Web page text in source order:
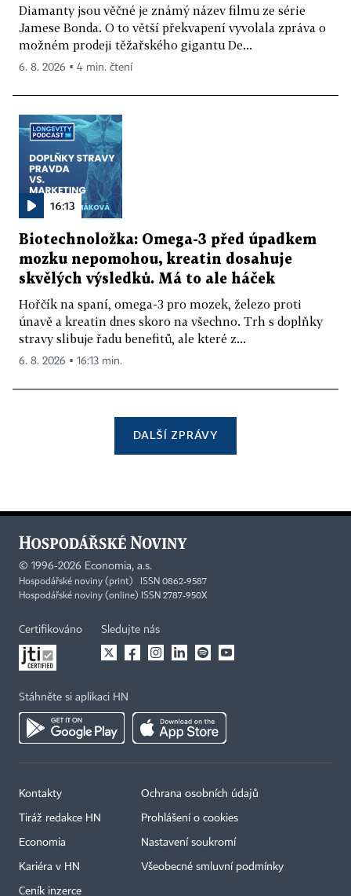
Diamanty jsou věčné je známý název filmu ze série
Jamese Bonda. O to větší překvapení vyvolala zpráva o
možném prodeji těžařského gigantu De...
6. 8. 2026 ▪ 4 min. čtení
16:13
Biotechnoložka: Omega-3 před úpadkem
mozku nepomohou, kreatin dosahuje
skvělých výsledků. Má to ale háček
Hořčík na spaní, omega-3 pro mozek, železo proti
únavě a kreatin dnes skoro na všechno. Trh s doplňky
stravy slibuje řadu benefitů, ale které z...
6. 8. 2026 ▪ 16:13 min.
DALŠÍ ZPRÁVY
© 1996-2026 Economia, a.s.
Hospodářské noviny (print) ISSN 0862-9587
Hospodářské noviny (online) ISSN 2787-950X
Certifikováno Sledujte nás
Stáhněte si aplikaci HN
Kontakty
Tiráž redakce HN
Economia
Kariéra v HN
Ceník inzerce
Ochrana osobních údajů
Prohlášení o cookies
Nastavení soukromí
Všeobecné smluvní podmínky